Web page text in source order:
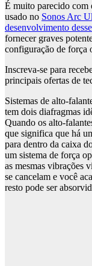
É muito parecido com
usado no Sonos Arc
desenvolvimento
fornecer graves
configuração de força
Inscreva-se para
principais ofertas de
Sistemas de alto-
tem dois diafragmas
Quando os alto-
que significa que há
para dentro da caixa
um sistema de força
as mesmas vibrações
se cancelam e você
resto pode ser